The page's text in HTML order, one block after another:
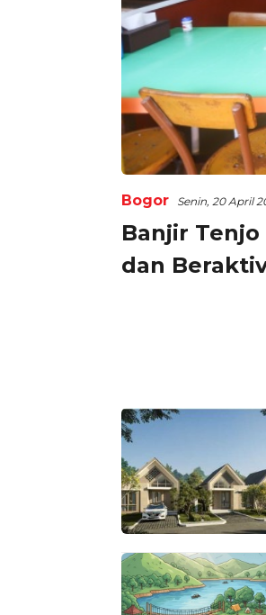
Bogor Senin, 20 April
Banjir
dan